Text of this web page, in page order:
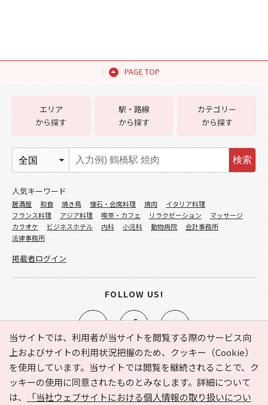
PAGE TOP
当サイトでは、利用者が当サイトを閲覧する際のサービス向
上およびサイトの利用状況把握のため、クッキー（Cookie）
を使用しています。当サイトでは閲覧を継続されることで、ク
ッキーの使用に同意されたものとみなします。詳細について
は、
「当社ウェブサイトにおける個人情報の取り扱いについ
e-NAVITA（イーナビタ）とは？ お気に入り
ヘルプ
利用規約
個人情報の取り扱いについて
運営会社
エリア
から探す
駅・路線
から探す
カテゴリー
から探す
検索
人気キーワード
居酒屋 和食 焼き鳥 懐石・会席料理 焼肉
イタリア料理
フランス料理
アジア料理 喫茶・カフェ リラクゼーション
マッサージ
カラオケ
ビジネスホテル 内科 小児科 動物病院
会計事務所
法律事務所
掲載者ログイン
FOLLOW US!